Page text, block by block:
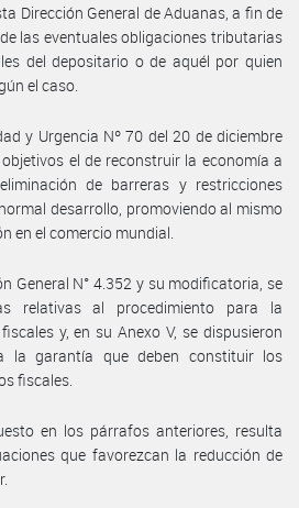
Dirección General de Aduanas, a fin de
las eventuales obligaciones tributarias
del depositario o de aquél por quien
el caso.
y Urgencia Nº 70 del 20 de diciembre
el de reconstruir la economía a
de barreras y restricciones
desarrollo, promoviendo al mismo
en el comercio mundial.
General N° 4.352 y su modificatoria, se
relativas al procedimiento para la
y, en su Anexo V, se dispusieron
la garantía que deben constituir los
fiscales.
en los párrafos anteriores, resulta
que favorezcan la reducción de